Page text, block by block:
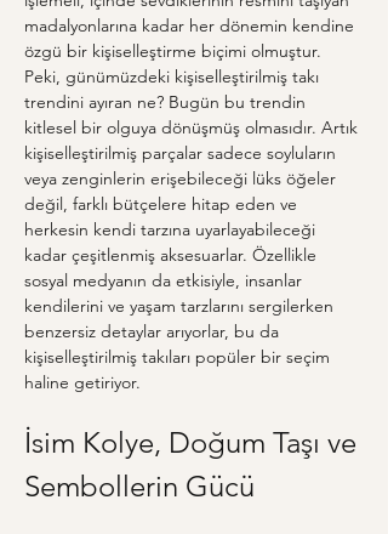
madalyonlarına kadar her dönemin kendine
özgü bir kişiselleştirme biçimi olmuştur.
Peki, günümüzdeki kişiselleştirilmiş takı
trendini ayıran ne? Bugün bu trendin
kitlesel bir olguya dönüşmüş olmasıdır. Artık
kişiselleştirilmiş parçalar sadece soyluların
veya zenginlerin erişebileceği lüks öğeler
değil, farklı bütçelere hitap eden ve
herkesin kendi tarzına uyarlayabileceği
kadar çeşitlenmiş aksesuarlar. Özellikle
sosyal medyanın da etkisiyle, insanlar
kendilerini ve yaşam tarzlarını sergilerken
benzersiz detaylar arıyorlar, bu da
kişiselleştirilmiş takıları popüler bir seçim
haline getiriyor.
İsim Kolye, Doğum Taşı ve
Sembollerin Gücü